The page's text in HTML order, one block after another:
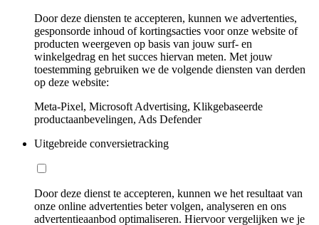
Door deze diensten te accepteren, kunnen we advertenties,
gesponsorde inhoud of kortingsacties voor onze website of
producten weergeven op basis van jouw surf- en
winkelgedrag en het succes hiervan meten. Met jouw
toestemming gebruiken we de volgende diensten van derden
op deze website:
Meta-Pixel, Microsoft Advertising, Klikgebaseerde
productaanbevelingen, Ads Defender
Uitgebreide conversietracking
Door deze dienst te accepteren, kunnen we het resultaat van
onze online advertenties beter volgen, analyseren en ons
advertentieaanbod optimaliseren. Hiervoor vergelijken we je